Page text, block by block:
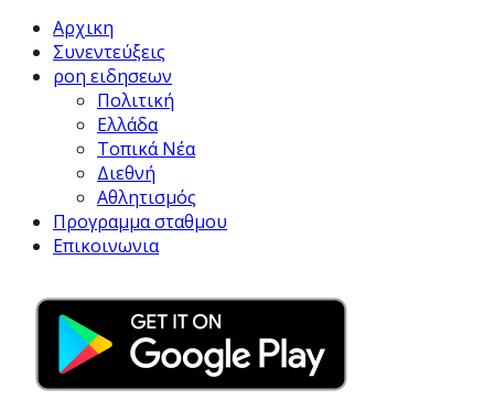
Αρχικη
Συνεντεύξεις
ροη ειδησεων
Πολιτική
Ελλάδα
Τοπικά Νέα
Διεθνή
Αθλητισμός
Προγραμμα σταθμου
Επικοινωνια